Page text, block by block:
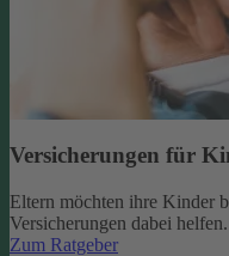
Versicherungen für
Eltern möchten ihre Kinder
Versicherungen dabei helfen.
Zum Ratgeber